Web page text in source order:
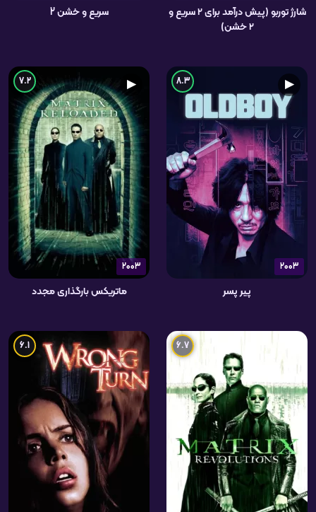
شارژ توربو (پیش درآمد برای ۲ سریع و
۲ خشن)
سریع و خشن 2
2003
▶
8.3
پیر پسر
2003
▶
7.2
ماتریکس بارگذاری مجدد
6.7
6.1